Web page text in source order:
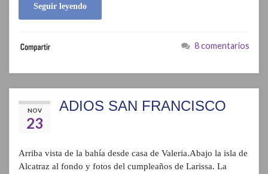
Seguir leyendo
8 comentarios
NOV
23
ADIOS SAN FRANCISCO
Arriba vista de la bahía desde casa de Valeria.Abajo la isla de
Alcatraz al fondo y fotos del cumpleaños de Larissa. La